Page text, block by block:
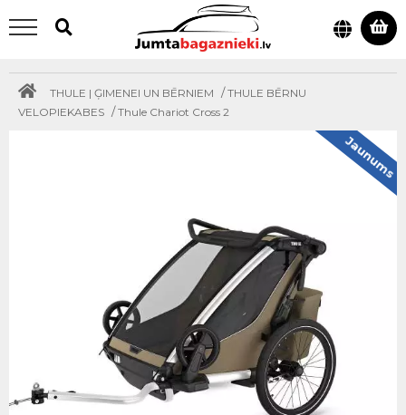
THULE | ĢIMENEI UN BĒRNIEM /THULE BĒRNU
VELOPIEKABES /Thule Chariot Cross 2
Jaunums